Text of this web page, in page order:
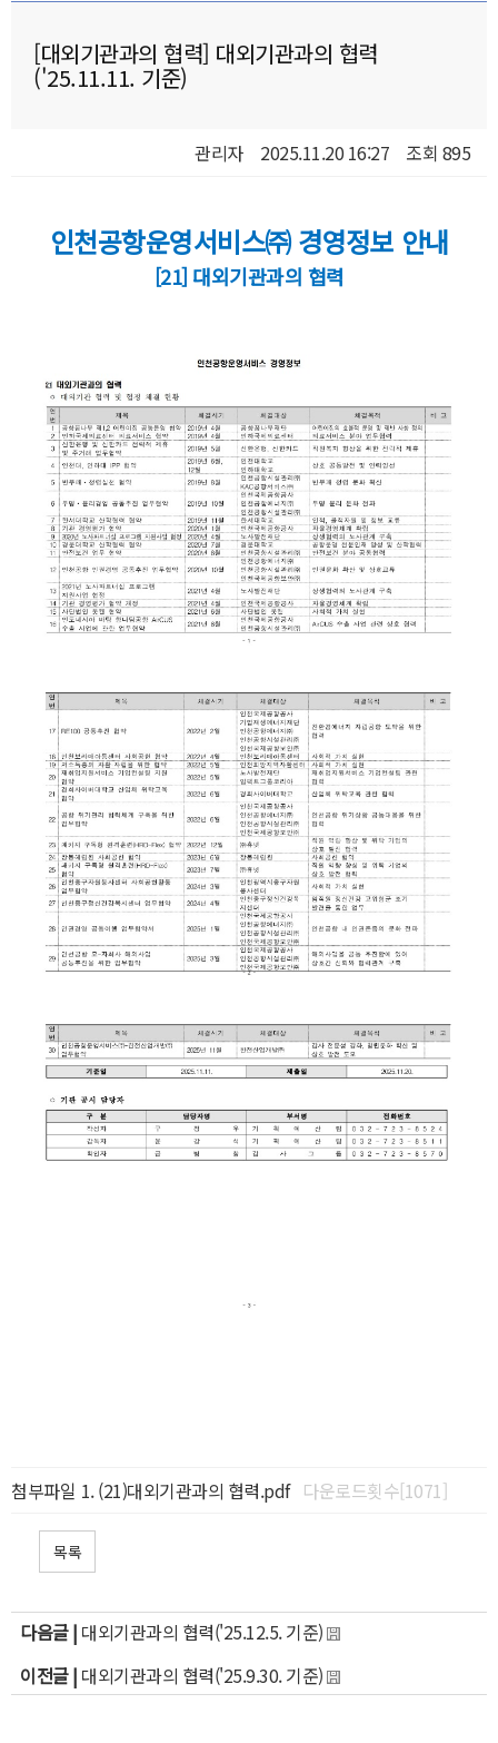
[대외기관과의 협력] 대외기관과의 협력
('25.11.11. 기준)
관리자 2025.11.20 16:27 조회 895
인천공항운영서비스㈜ 경영정보 안내
[21] 대외기관과의 협력
첨부파일 (21)대외기관과의 협력.pdf 다운로드횟수[1071]
목록
다음글 | 대외기관과의 협력('25.12.5. 기준)
이전글 | 대외기관과의 협력('25.9.30. 기준)